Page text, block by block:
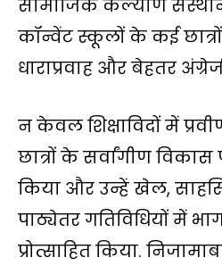
सामाजिक कल्याण
कॉन्वेंट स्कूलों के कई
धाराप्रवाह और बेहतर
न केवल शिक्षाविदों में
छात्रों के सर्वांगीण विकास
किया और उन्हें खेल,
पाठ्येतर गतिविधियों में
प्रोत्साहित किया.